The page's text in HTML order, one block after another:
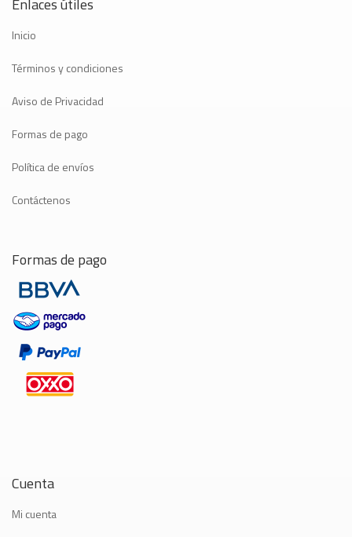
Inicio
Términos y condiciones
Aviso de Privacidad
Formas de pago
Política de envíos
Contáctenos
Formas de pago
Cuenta
Mi cuenta